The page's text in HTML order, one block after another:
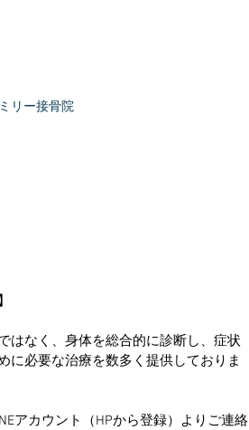
リー接骨院
はなく、身体を総合的に診断し、症状
に必要な治療を数多く提供しておりま
アカウント（HPから登録）よりご連絡